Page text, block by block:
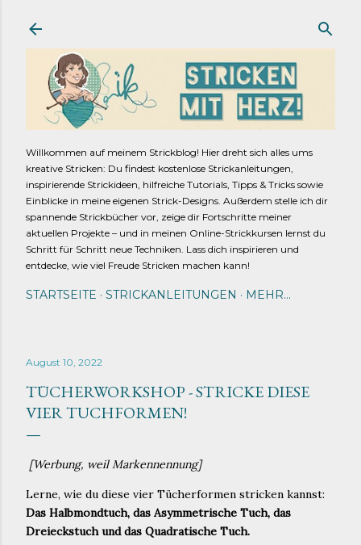
Willkommen auf meinem Strickblog! Hier dreht sich alles ums
kreative Stricken: Du findest kostenlose Strickanleitungen,
inspirierende Strickideen, hilfreiche Tutorials, Tipps & Tricks sowie
Einblicke in meine eigenen Strick-Designs. Außerdem stelle ich dir
spannende Strickbücher vor, zeige dir Fortschritte meiner
aktuellen Projekte – und in meinen Online-Strickkursen lernst du
Schritt für Schritt neue Techniken. Lass dich inspirieren und
entdecke, wie viel Freude Stricken machen kann!
STARTSEITE STRICKANLEITUNGEN MEHR…
August 10, 2022
TÜCHERWORKSHOP - STRICKE DIESE
VIER TUCHFORMEN!
[Werbung, weil Markennennung]
Lerne, wie du diese vier Tücherformen stricken kannst:
Das Halbmondtuch, das Asymmetrische Tuch, das
Dreieckstuch und das Quadratische Tuch.